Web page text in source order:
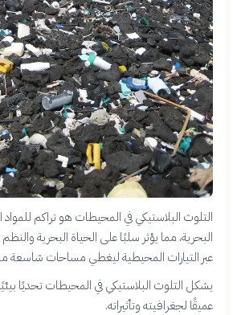
التلوث البلاستيكي في المحيطات هو تراكم للمواد
البحرية، مما يؤثر سلبًا على الحياة البحرية
عبر التيارات المحيطية ليغطي مساحات شاسعة
يشكل التلوث البلاستيكي في المحيطات تحديًا
عميقًا لجغرافيته وتأثيراته.